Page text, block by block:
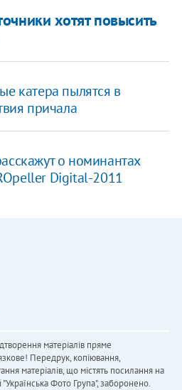
хотят повысить
катера пылятся в
причала
о номинантах
Digital-2011
матеріалів пряме
Передрук, копіювання,
матеріалів, що містять посилання на
Фото Група", заборонено.